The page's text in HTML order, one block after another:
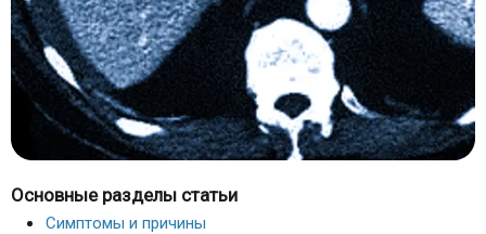
Основные разделы статьи
Симптомы и причины